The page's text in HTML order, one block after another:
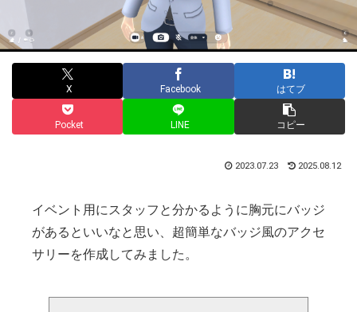
X Facebook はてブ
Pocket LINE コピー
2023.07.23 2025.08.12
イベント用にスタッフと分かるように胸元にバッジ
があるといいなと思い、超簡単なバッジ風のアクセ
サリーを作成してみました。